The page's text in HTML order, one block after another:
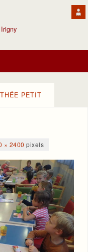
PETIT
× 2400 pixels